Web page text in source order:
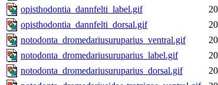
opisthodontia_dannfelti_label.gif
opisthodontia_dannfelti_dorsal.gif
notodonta_dromedariusuruparius_ventral.gif
notodonta_dromedariusuruparius_label.gif
notodonta_dromedariusuruparius_dorsal.gif